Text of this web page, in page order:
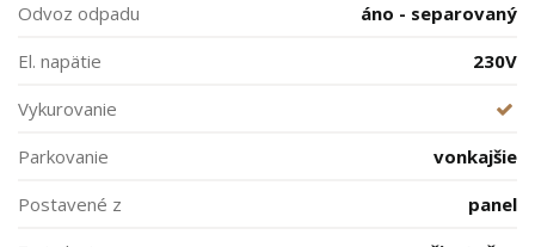
Odvoz odpadu
áno - separovaný
El. napätie
230V
Vykurovanie
Parkovanie
vonkajšie
Postavené z
panel